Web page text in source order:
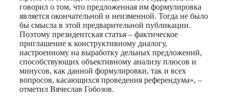
говорил о том, что предложенная им формулировка
является окончательной и неизменной. Тогда не было
бы смысла в этой предварительной публикации.
Поэтому президентская статья – фактическое
приглашение к конструктивному диалогу,
настроенному на выработку дельных предложений,
способствующих объективному анализу плюсов и
минусов, как данной формулировки, так и всех
вопросов, касающихся проведения референдума», –
отметил Вячеслав Гобозов.